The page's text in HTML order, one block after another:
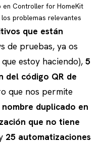
en Controller for HomeKit
problemas relevantes
que están
de pruebas, ya os
estoy haciendo), 5
del código QR de
que nos permite
nombre duplicado en
que no tiene
25 automatizaciones